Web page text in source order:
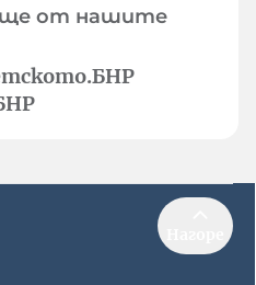
от нашите